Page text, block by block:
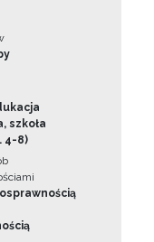
szkoła
4-8)